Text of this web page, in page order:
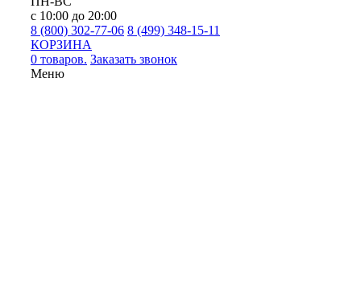
с 10:00 до 20:00
8 (800) 302-77-06 8 (499) 348-15-11
КОРЗИНА
0 товаров. Заказать звонок
Меню